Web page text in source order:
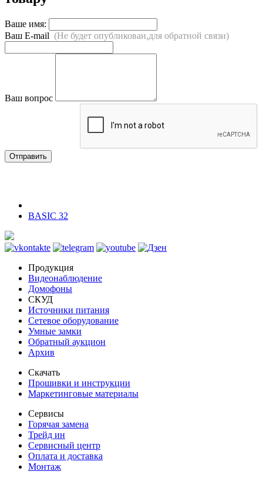
Ваше имя:
Ваш E-mail (Не будет опубликован,для обратной связи)
Ваш вопрос
Отправить
BASIC 32
Продукция
Видеонаблюдение
Домофоны
СКУД
Источники питания
Сетевое оборудование
Умные замки
Обратный аукцион
Архив
Скачать
Прошивки и инструкции
Маркетинговые материалы
Сервисы
Горячая замена
Трейд ин
Сервисный центр
Оплата и доставка
Монтаж